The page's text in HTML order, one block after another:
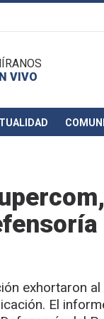
VIVO
exhortaron
El